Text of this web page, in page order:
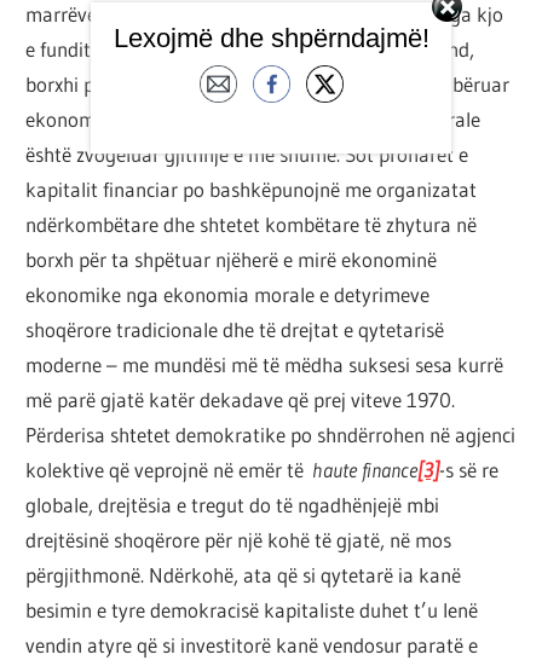
marrëveshja kolektive te politika elektorale dhe nga kjo
e fundit te tregu i kredisë konsumatore dhe, në fund,
borxhi publik, aftësia e demokracisë për të shtrembëruar
ekonominë ekonomike në emër të ekonomisë morale
është zvogëluar gjithnjë e më shumë. Sot pronarët e
kapitalit financiar po bashkëpunojnë me organizatat
ndërkombëtare dhe shtetet kombëtare të zhytura në
borxh për ta shpëtuar njëherë e mirë ekonominë
ekonomike nga ekonomia morale e detyrimeve
shoqërore tradicionale dhe të drejtat e qytetarisë
moderne – me mundësi më të mëdha suksesi sesa kurrë
më parë gjatë katër dekadave që prej viteve 1970.
Përderisa shtetet demokratike po shndërrohen në agjenci
kolektive që veprojnë në emër të haute finance[3]-s së re
globale, drejtësia e tregut do të ngadhënjejë mbi
drejtësinë shoqërore për një kohë të gjatë, në mos
përgjithmonë. Ndërkohë, ata që si qytetarë ia kanë
besimin e tyre demokracisë kapitaliste duhet t’u lenë
vendin atyre që si investitorë kanë vendosur paratë e
Lexojmë dhe shpërndajmë!